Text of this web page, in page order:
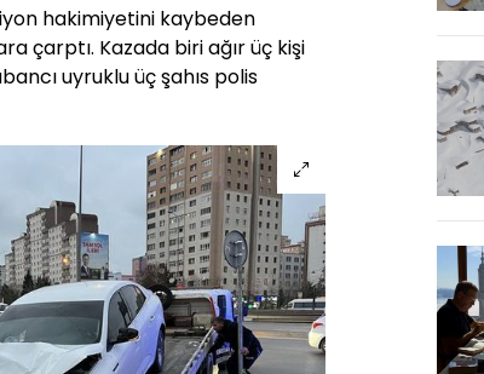
hakimiyetini kaybeden
çarptı. Kazada biri ağır üç kişi
uyruklu üç şahıs polis